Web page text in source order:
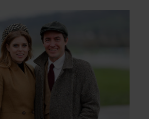
gevoel verwijderd raakte.